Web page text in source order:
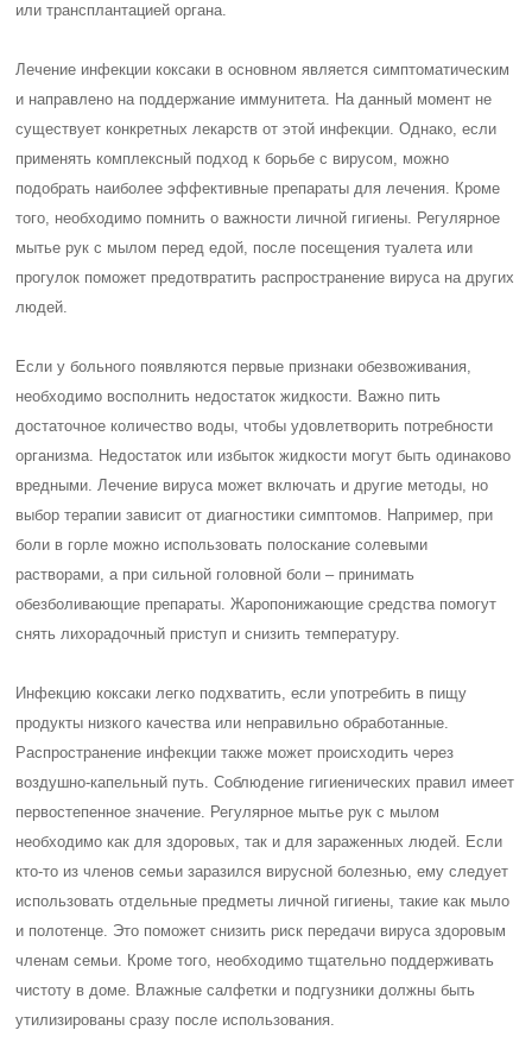
или трансплантацией органа.
Лечение инфекции коксаки в основном является симптоматическим
и направлено на поддержание иммунитета. На данный момент не
существует конкретных лекарств от этой инфекции. Однако, если
применять комплексный подход к борьбе с вирусом, можно
подобрать наиболее эффективные препараты для лечения. Кроме
того, необходимо помнить о важности личной гигиены. Регулярное
мытье рук с мылом перед едой, после посещения туалета или
прогулок поможет предотвратить распространение вируса на других
людей.
Если у больного появляются первые признаки обезвоживания,
необходимо восполнить недостаток жидкости. Важно пить
достаточное количество воды, чтобы удовлетворить потребности
организма. Недостаток или избыток жидкости могут быть одинаково
вредными. Лечение вируса может включать и другие методы, но
выбор терапии зависит от диагностики симптомов. Например, при
боли в горле можно использовать полоскание солевыми
растворами, а при сильной головной боли – принимать
обезболивающие препараты. Жаропонижающие средства помогут
снять лихорадочный приступ и снизить температуру.
Инфекцию коксаки легко подхватить, если употребить в пищу
продукты низкого качества или неправильно обработанные.
Распространение инфекции также может происходить через
воздушно-капельный путь. Соблюдение гигиенических правил имеет
первостепенное значение. Регулярное мытье рук с мылом
необходимо как для здоровых, так и для зараженных людей. Если
кто-то из членов семьи заразился вирусной болезнью, ему следует
использовать отдельные предметы личной гигиены, такие как мыло
и полотенце. Это поможет снизить риск передачи вируса здоровым
членам семьи. Кроме того, необходимо тщательно поддерживать
чистоту в доме. Влажные салфетки и подгузники должны быть
утилизированы сразу после использования.